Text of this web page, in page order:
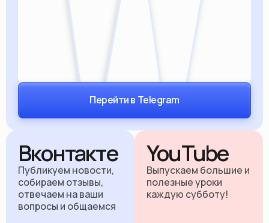
Перейти в Telegram
Вконтакте
Публикуем новости,
собираем отзывы,
отвечаем на ваши
вопросы и общаемся
YouTube
Выпускаем большие и
полезные уроки
каждую субботу!